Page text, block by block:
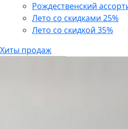
Рождественский
Лето со скидками 25%
Лето со скидкой 35%
Хиты продаж